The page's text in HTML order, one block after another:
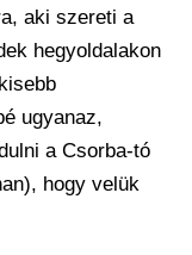
aki szereti a
hegyoldalakon
ugyanaz,
a Csorba-tó
hogy velük